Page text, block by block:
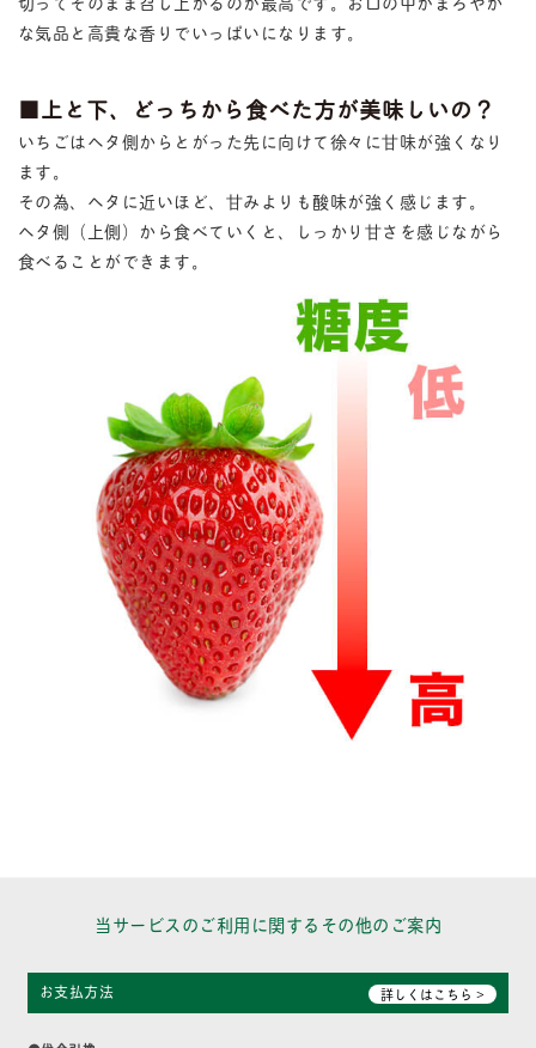
な気品と高貴な香りでいっぱいになります。
■上と下、どっちから食べた方が美味しいの？
いちごはヘタ側からとがった先に向けて徐々に甘味が強くなり
ます。
その為、ヘタに近いほど、甘みよりも酸味が強く感じます。
ヘタ側（上側）から食べていくと、しっかり甘さを感じながら
食べることができます。
当サービスのご利用に関するその他のご案内
お支払方法 詳しくはこちら >